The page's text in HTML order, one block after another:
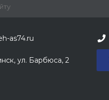
as74.ru
ул. Барбюса, 2